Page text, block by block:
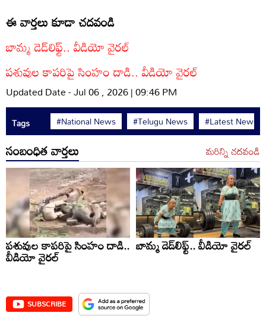
ఈ వార్తలు కూడా చదవండి
బామ్మ డెడ్‌లిఫ్ట్.. వీడియో వైరల్
పశువుల కాపరిపై సింహం దాడి.. వీడియో వైరల్
Updated Date - Jul 06 , 2026 | 09:46 PM
Tags #National News #Telugu News #Latest News
సంబంధిత వార్తలు మరిన్ని చదవండి
పశువుల కాపరిపై సింహం దాడి..
వీడియో వైరల్
బామ్మ డెడ్‌లిఫ్ట్.. వీడియో వైరల్
SUBSCRIBE